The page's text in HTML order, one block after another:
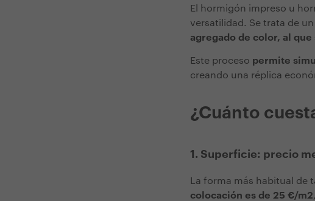
El hormigón impreso u
versatilidad. Se trata de un
agregado de color, al
Este proceso permite
creando una réplica
¿Cuánto
1. Superficie: precio
La forma más habitual de
colocación es de 25 €/m2